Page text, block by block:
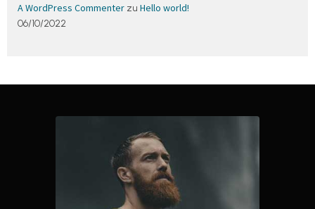
A WordPress Commenter zu Hello world!
06/10/2022